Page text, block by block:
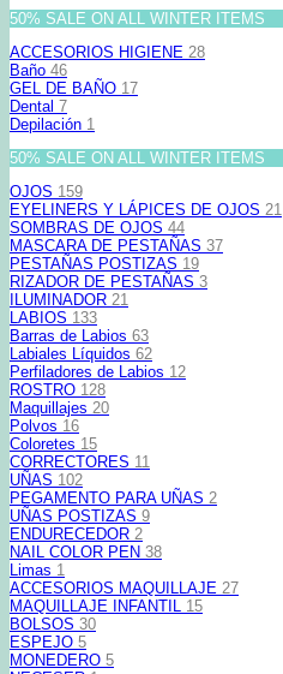
50% SALE ON ALL WINTER ITEMS
ACCESORIOS HIGIENE 28
Baño 46
GEL DE BAÑO 17
Dental 7
Depilación 1
50% SALE ON ALL WINTER ITEMS
OJOS 159
EYELINERS Y LÁPICES DE OJOS 21
SOMBRAS DE OJOS 44
MASCARA DE PESTAÑAS 37
PESTAÑAS POSTIZAS 19
RIZADOR DE PESTAÑAS 3
ILUMINADOR 21
LABIOS 133
Barras de Labios 63
Labiales Líquidos 62
Perfiladores de Labios 12
ROSTRO 128
Maquillajes 20
Polvos 16
Coloretes 15
CORRECTORES 11
UÑAS 102
PEGAMENTO PARA UÑAS 2
UÑAS POSTIZAS 9
ENDURECEDOR 2
NAIL COLOR PEN 38
Limas 1
ACCESORIOS MAQUILLAJE 27
MAQUILLAJE INFANTIL 15
BOLSOS 30
ESPEJO 5
MONEDERO 5